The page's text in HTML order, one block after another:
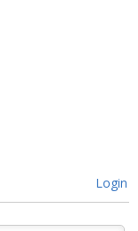
Login